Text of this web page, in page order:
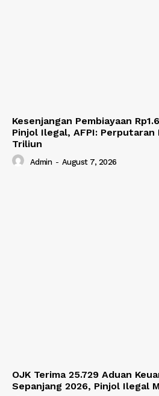
Kesenjangan Pembiayaan
Pinjol Ilegal, AFPI: Perputaran
Triliun
Admin - August 7, 2026
OJK Terima 25.729 Aduan
Sepanjang 2026, Pinjol Ilegal